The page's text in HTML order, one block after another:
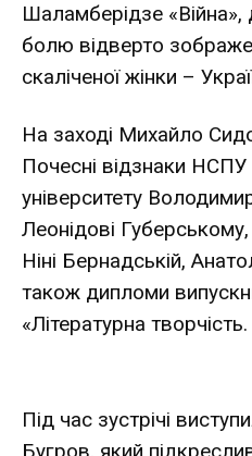
Шаламберідзе
болю відверто
скаліченої жінки –
На заході Михайло
Почесні відзнаки
університету
Леонідові
Ніні Бернадській,
також дипломи
«Літературна творчість.
Під час зустрічі